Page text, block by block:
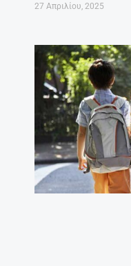
27 Απριλίου, 2025